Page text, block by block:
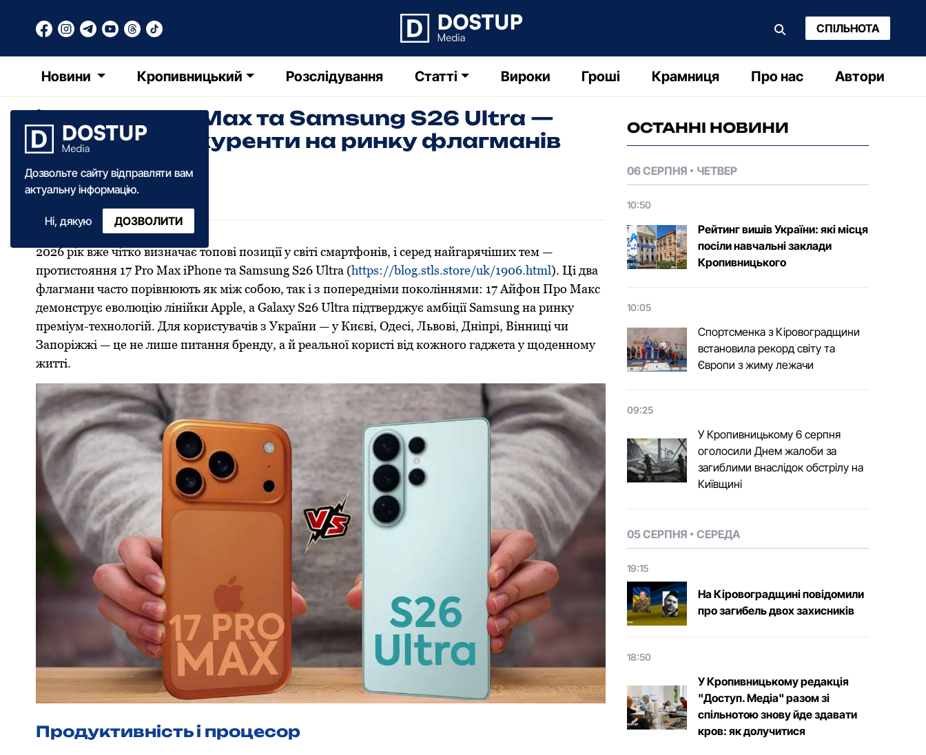
СПІЛЬНОТА
Новини Кропивницький Розслідування Статті Вироки Гроші Крамниця Про нас Автори
Дозвольте сайту відправляти вам
актуальну інформацію.
Ні, дякую ДОЗВОЛИТИ
iPhone 17 Pro Max та Samsung S26 Ultra —
достойні конкуренти на ринку флагманів
РТ Редакція Точки Доступу
·2026
2026 рік вже чітко визначає топові позиції у світі смартфонів, і серед найгарячіших тем —
протистояння 17 Pro Max iPhone та Samsung S26 Ultra (https://blog.stls.store/uk/1906.html). Ці два
флагмани часто порівнюють як між собою, так і з попередніми поколіннями: 17 Айфон Про Макс
демонструє еволюцію лінійки Apple, а Galaxy S26 Ultra підтверджує амбіції Samsung на ринку
преміум-технологій. Для користувачів з України — у Києві, Одесі, Львові, Дніпрі, Вінниці чи
Запоріжжі — це не лише питання бренду, а й реальної користі від кожного гаджета у щоденному
житті.
Продуктивність і процесор
ОСТАННІ НОВИНИ
06 СЕРПНЯ ЧЕТВЕР
10:50
Рейтинг вишів України: які місця
посіли навчальні заклади
Кропивницького
10:05
Спортсменка з Кіровоградщини
встановила рекорд світу та
Європи з жиму лежачи
09:25
У Кропивницькому 6 серпня
оголосили Днем жалоби за
загиблими внаслідок обстрілу на
Київщині
05 СЕРПНЯ СЕРЕДА
19:15
На Кіровоградщині повідомили
про загибель двох захисників
18:50
У Кропивницькому редакція
"Доступ. Медіа" разом зі
спільнотою знову йде здавати
кров: як долучитися